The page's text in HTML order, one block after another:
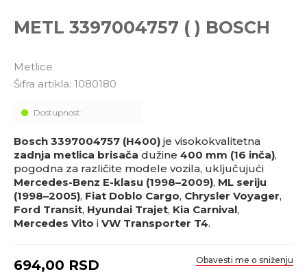
METL 3397004757 ( ) BOSCH
Metlice
Šifra artikla: 1080180
Dostupnost:
Bosch 3397004757 (H400) je visokokvalitetna
zadnja metlica brisača dužine 400 mm (16 inča),
pogodna za različite modele vozila, uključujući
Mercedes-Benz E-klasu (1998–2009), ML seriju
(1998–2005), Fiat Doblo Cargo, Chrysler Voyager,
Ford Transit, Hyundai Trajet, Kia Carnival,
Mercedes Vito i VW Transporter T4.
694,00 RSD Obavesti me o sniženju